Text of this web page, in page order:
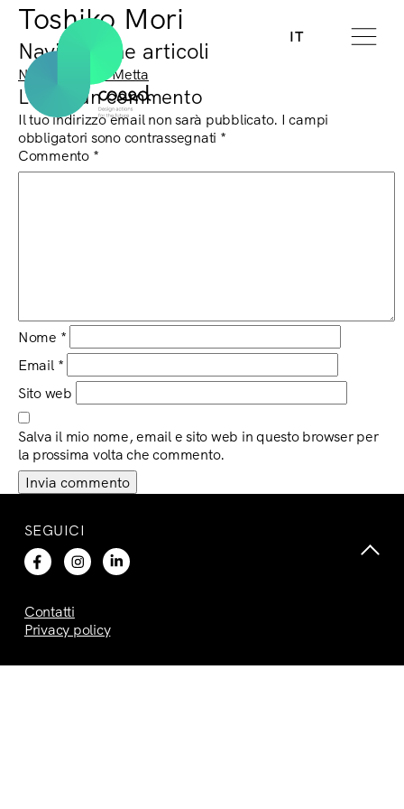
IT
Toshiko Mori
Navigazione articoli
Next: Annalisa Metta
Lascia un commento
Il tuo indirizzo email non sarà pubblicato. I campi
obbligatori sono contrassegnati *
Commento *
Nome *
Email *
Sito web
Salva il mio nome, email e sito web in questo browser per
la prossima volta che commento.
SEGUICI
Contatti
Privacy policy